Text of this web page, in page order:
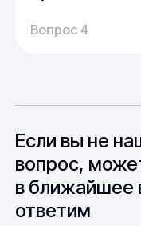
20-25 дней, но в
может быть
до 6 месяцев
У нас большой
Азии. Через
вопросы
международной
Вопрос 4
Если вы не
вопрос,
в ближайшее
ответим